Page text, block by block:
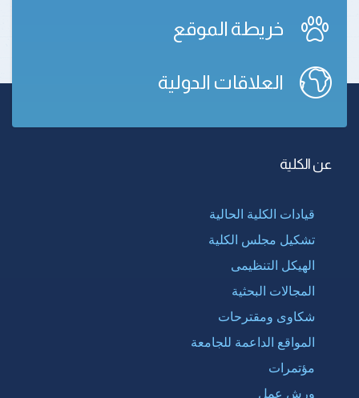
خريطة الموقع
العلاقات الدولية
عن الكلية
قيادات الكلية الحالية
تشكيل مجلس الكلية
الهيكل التنظيمى
المجالات البحثية
شكاوى ومقترحات
المواقع الداعمة للجامعة
مؤتمرات
ورش عمل